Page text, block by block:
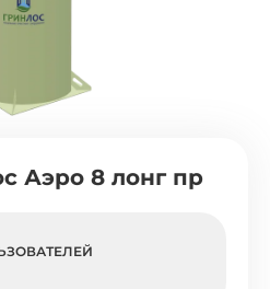
Аэро 8 лонг пр